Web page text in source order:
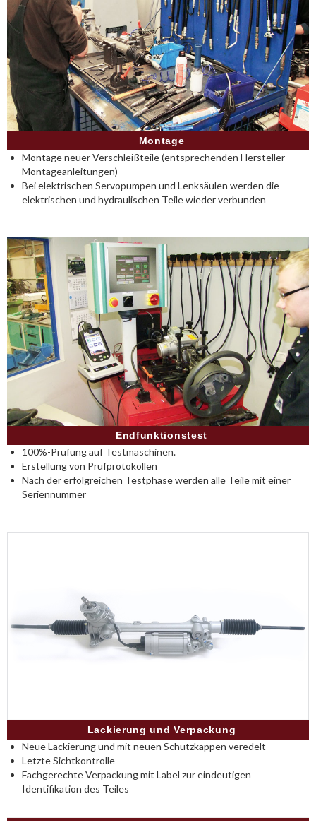
Montage
Montage neuer Verschleißteile (entsprechenden Hersteller-
Montageanleitungen)
Bei elektrischen Servopumpen und Lenksäulen werden die
elektrischen und hydraulischen Teile wieder verbunden
Endfunktionstest
100%-Prüfung auf Testmaschinen.
Erstellung von Prüfprotokollen
Nach der erfolgreichen Testphase werden alle Teile mit einer
Seriennummer
Lackierung und Verpackung
Neue Lackierung und mit neuen Schutzkappen veredelt
Letzte Sichtkontrolle
Fachgerechte Verpackung mit Label zur eindeutigen
Identifikation des Teiles